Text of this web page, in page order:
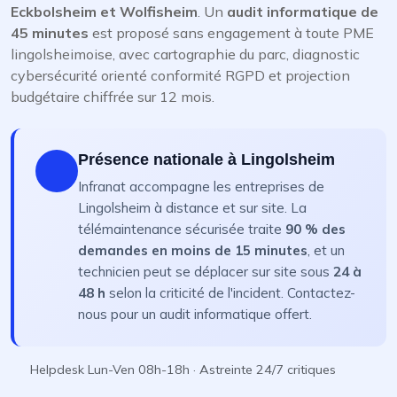
Eckbolsheim et Wolfisheim. Un audit informatique de
45 minutes est proposé sans engagement à toute PME
lingolsheimoise, avec cartographie du parc, diagnostic
cybersécurité orienté conformité RGPD et projection
budgétaire chiffrée sur 12 mois.
Présence nationale à Lingolsheim
Infranat accompagne les entreprises de
Lingolsheim à distance et sur site. La
télémaintenance sécurisée traite 90 % des
demandes en moins de 15 minutes, et un
technicien peut se déplacer sur site sous 24 à
48 h selon la criticité de l'incident. Contactez-
nous pour un audit informatique offert.
Helpdesk Lun-Ven 08h-18h · Astreinte 24/7 critiques